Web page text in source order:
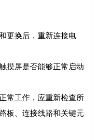
更换后，重新连接电
摸屏是否能够正常启动
常工作，应重新检查所
板、连接线路和关键元